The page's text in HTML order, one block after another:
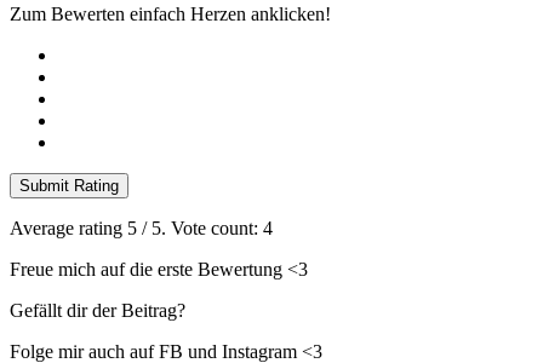
Zum Bewerten einfach Herzen anklicken!
Submit Rating
Average rating 5 / 5. Vote count: 4
Freue mich auf die erste Bewertung <3
Gefällt dir der Beitrag?
Folge mir auch auf FB und Instagram <3